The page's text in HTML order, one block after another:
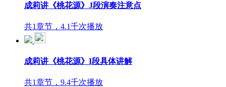
成莉讲《桃花源》J段演奏注意点
共1章节，4.1千次播放
成莉讲《桃花源》I段具体讲解
共1章节，9.4千次播放